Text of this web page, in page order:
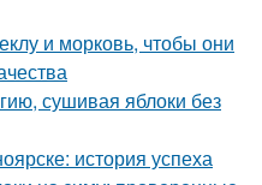
и морковь, чтобы они
сушивая яблоки без
история успеха